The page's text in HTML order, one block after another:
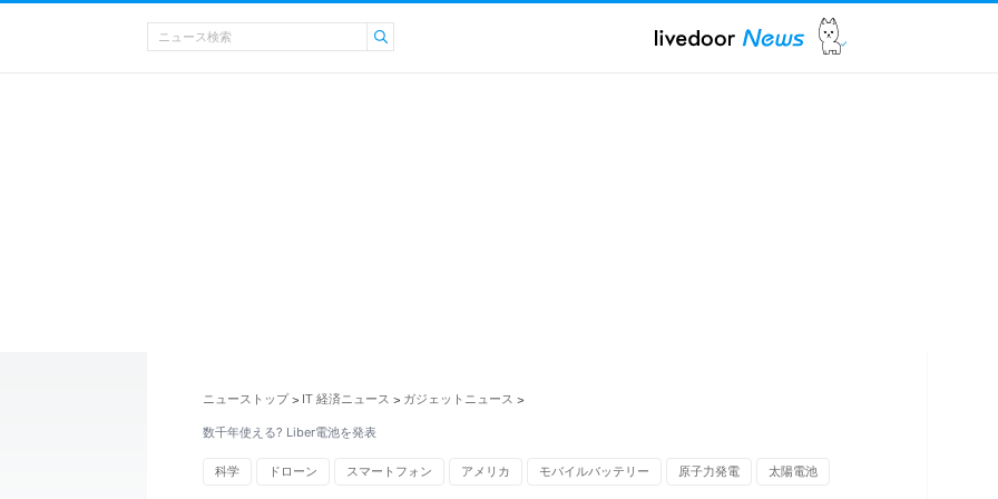
ニューストップ > IT 経済ニュース > ガジェットニュース >
数千年使える? Liber電池を発表
科学 ドローン スマートフォン アメリカ モバイルバッテリー 原子力発電 太陽電池